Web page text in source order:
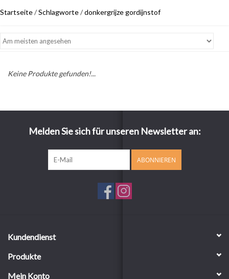
Startseite/Schlagworte/donkergrijze gordijnstof
Keine Produkte gefunden!...
Melden Sie sich für unseren Newsletter an:
ABONNIEREN
Kundendienst
Produkte
Mein Konto